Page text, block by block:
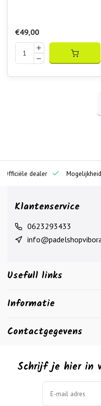
€49,00
dealer Mogelijkheid tot
Klantenservice
0623293433
Usefull links
Informatie
Contactgegevens
Schrijf je hier in